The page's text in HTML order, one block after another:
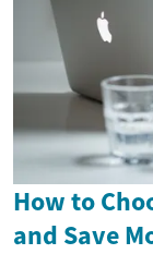
How to
and Save